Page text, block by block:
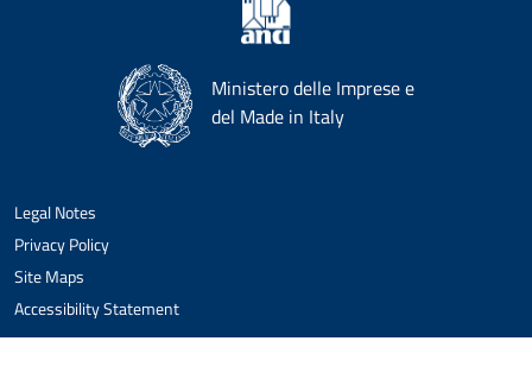
Ministero delle Imprese e
del Made in Italy
Legal Notes
Privacy Policy
Site Maps
Accessibility Statement